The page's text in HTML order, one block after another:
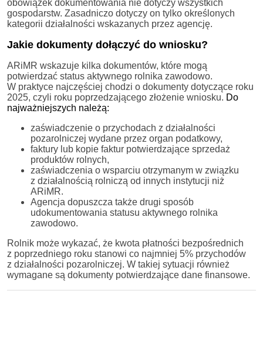
obowiązek dokumentowania nie dotyczy wszystkich
gospodarstw. Zasadniczo dotyczy on tylko określonych
kategorii działalności wskazanych przez agencję.
Jakie dokumenty dołączyć do wniosku?
ARiMR wskazuje kilka dokumentów, które mogą
potwierdzać status aktywnego rolnika zawodowo.
W praktyce najczęściej chodzi o dokumenty dotyczące roku
2025, czyli roku poprzedzającego złożenie wniosku. Do
najważniejszych należą:
zaświadczenie o przychodach z działalności
pozarolniczej wydane przez organ podatkowy,
faktury lub kopie faktur potwierdzające sprzedaż
produktów rolnych,
zaświadczenia o wsparciu otrzymanym w związku
z działalnością rolniczą od innych instytucji niż
ARiMR.
Agencja dopuszcza także drugi sposób
udokumentowania statusu aktywnego rolnika
zawodowo.
Rolnik może wykazać, że kwota płatności bezpośrednich
z poprzedniego roku stanowi co najmniej 5% przychodów
z działalności pozarolniczej. W takiej sytuacji również
wymagane są dokumenty potwierdzające dane finansowe.